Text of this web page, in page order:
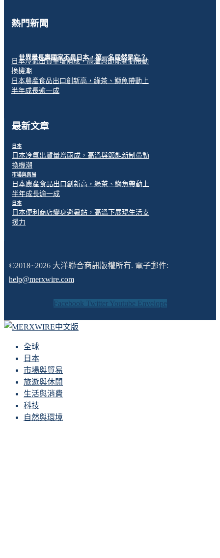
熱門新聞
世界最長壽國家不是日本，第一名居然是它？
日本冷氣出貨量增兩成，高溫與節能新制帶動
換機潮
日本農產食品出口創新高，綠茶、鰤魚帶動上
半年成長逾一成
最新文章
日本
日本冷氣出貨量增兩成，高溫與節能新制帶動
換機潮
市場與貿易
日本農產食品出口創新高，綠茶、鰤魚帶動上
半年成長逾一成
日本
日本便利商店變身避暑站，高溫下展現生活支
援力
©2018~2026 大洋聯合商訊版權所有. 電子郵件:
help@merxwire.com
Facebook Twitter Youtube Envelope
全球
日本
市場與貿易
旅遊與休閒
生活與消費
科技
自然與環境